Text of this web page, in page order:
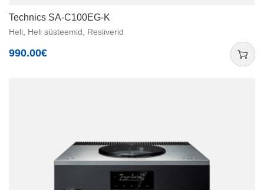
Technics SA-C100EG-K
Heli Heli süsteemid Resiiverid
990.00€